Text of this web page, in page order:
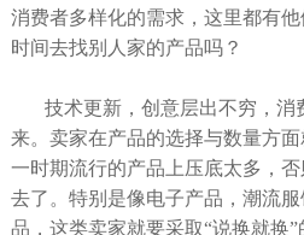
消费者多样化的需求，这里都有
时间去找别人家的产品吗？
技术更新，创意层出不穷，消
来。卖家在产品的选择与数量方
一时期流行的产品上压底太多，
去了。特别是像电子产品，潮流
品，这类卖家就要采取“说换就换”